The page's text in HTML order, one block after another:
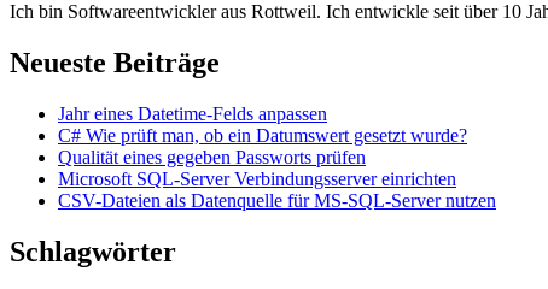
Ich bin Softwareentwickler aus Rottweil. Ich entwickle seit über 10
Neueste Beiträge
Jahr eines Datetime-Felds anpassen
C# Wie prüft man, ob ein Datumswert gesetzt wurde?
Qualität eines gegeben Passworts prüfen
Microsoft SQL-Server Verbindungsserver einrichten
CSV-Dateien als Datenquelle für MS-SQL-Server nutzen
Schlagwörter